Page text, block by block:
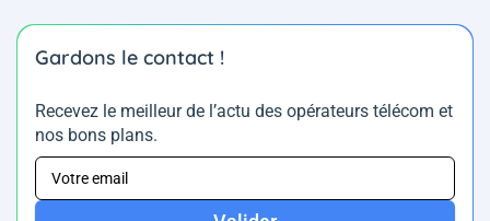
Gardons le contact !
Recevez le meilleur de l’actu des opérateurs télécom et
nos bons plans.